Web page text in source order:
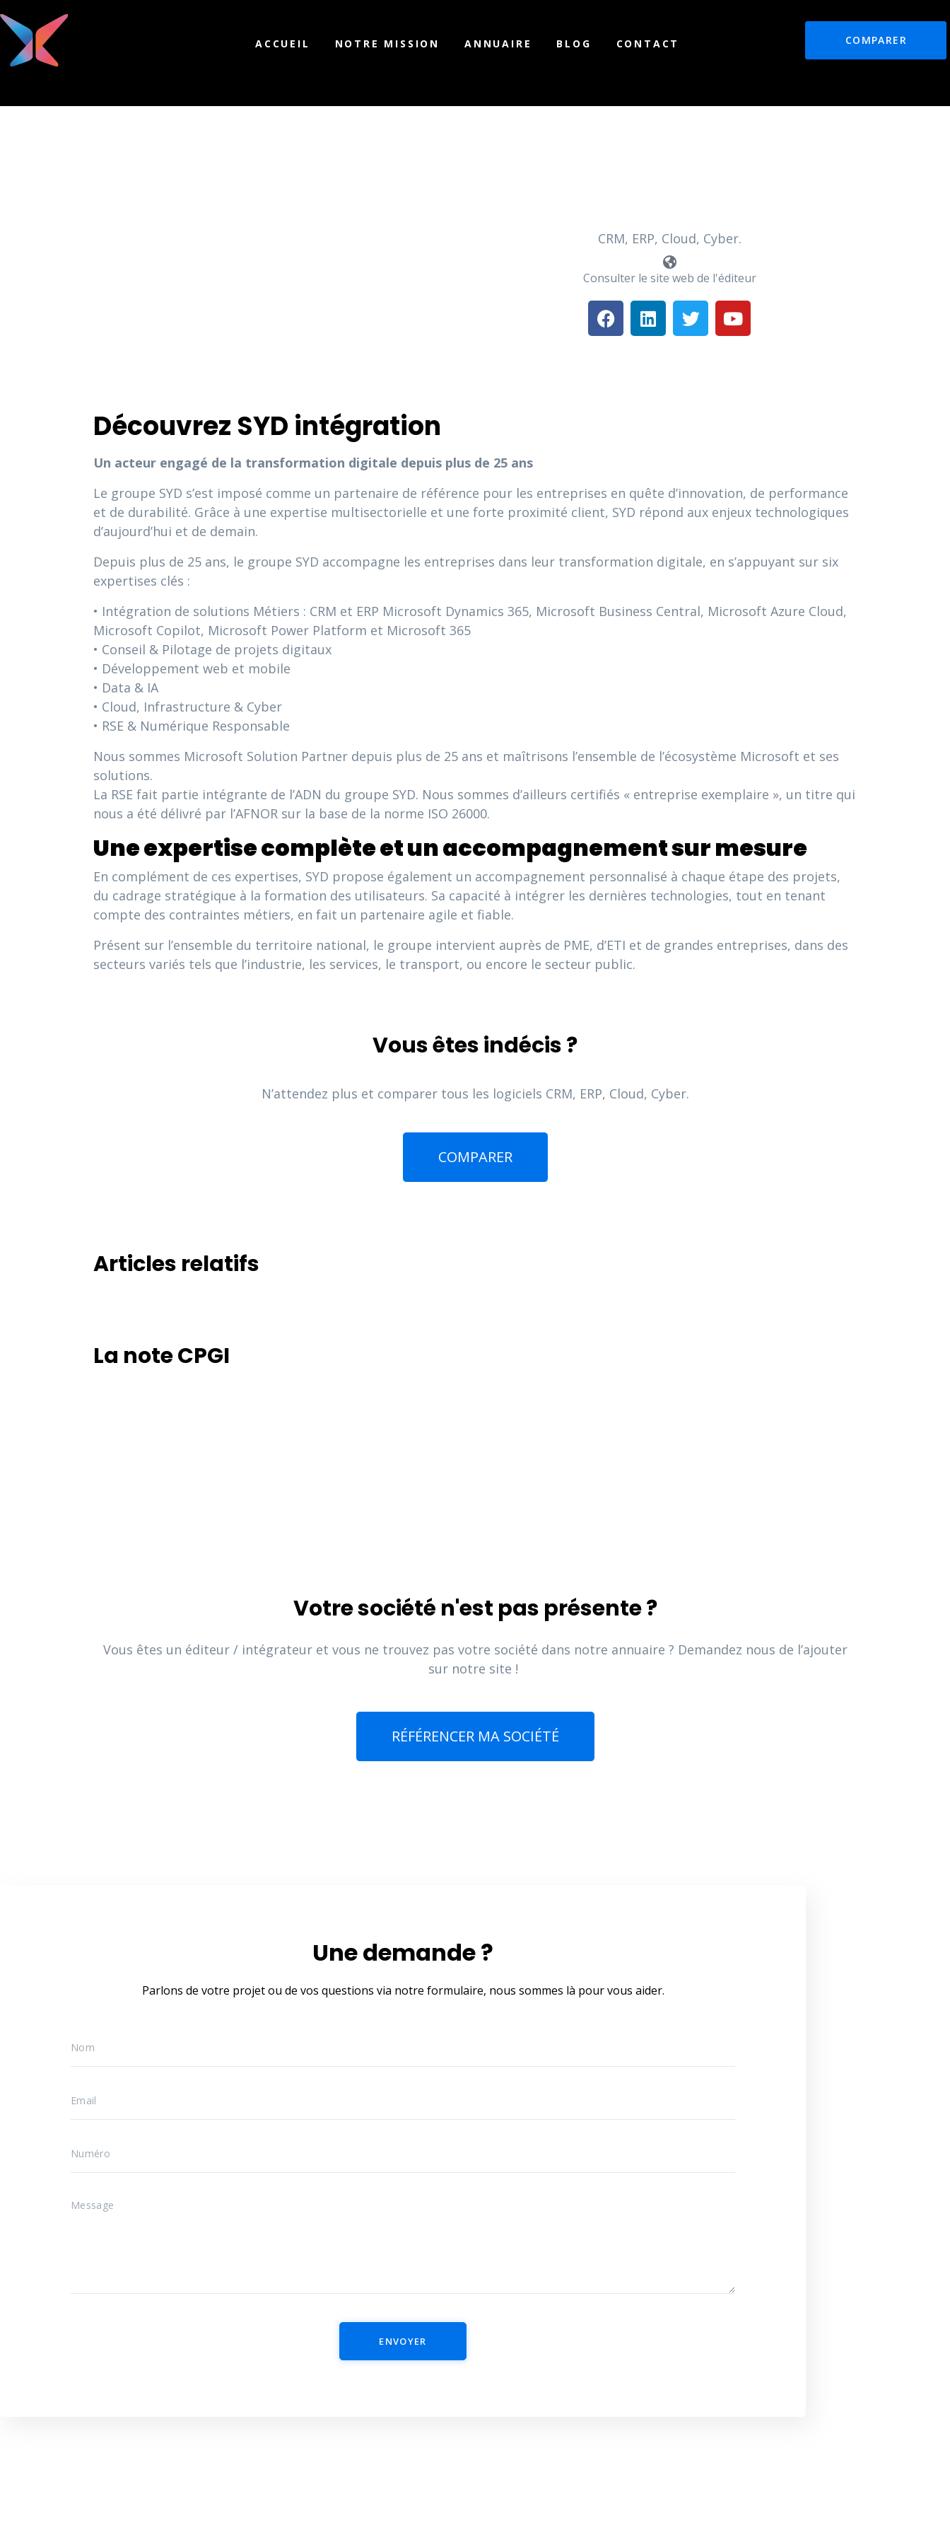
ACCUEIL NOTRE MISSION ANNUAIRE BLOG CONTACT COMPARER
CRM, ERP, Cloud, Cyber.
Consulter le site web de l'éditeur
Découvrez SYD intégration
Un acteur engagé de la transformation digitale depuis plus de 25 ans
Le groupe SYD s’est imposé comme un partenaire de référence pour les entreprises en quête d’innovation, de performance
et de durabilité. Grâce à une expertise multisectorielle et une forte proximité client, SYD répond aux enjeux technologiques
d’aujourd’hui et de demain.
Depuis plus de 25 ans, le groupe SYD accompagne les entreprises dans leur transformation digitale, en s’appuyant sur six
expertises clés :
• Intégration de solutions Métiers : CRM et ERP Microsoft Dynamics 365, Microsoft Business Central, Microsoft Azure Cloud,
Microsoft Copilot, Microsoft Power Platform et Microsoft 365
• Conseil & Pilotage de projets digitaux
• Développement web et mobile
• Data & IA
• Cloud, Infrastructure & Cyber
• RSE & Numérique Responsable
Nous sommes Microsoft Solution Partner depuis plus de 25 ans et maîtrisons l’ensemble de l’écosystème Microsoft et ses
solutions.
La RSE fait partie intégrante de l’ADN du groupe SYD. Nous sommes d’ailleurs certifiés « entreprise exemplaire », un titre qui
nous a été délivré par l’AFNOR sur la base de la norme ISO 26000.
Une expertise complète et un accompagnement sur mesure
En complément de ces expertises, SYD propose également un accompagnement personnalisé à chaque étape des projets,
du cadrage stratégique à la formation des utilisateurs. Sa capacité à intégrer les dernières technologies, tout en tenant
compte des contraintes métiers, en fait un partenaire agile et fiable.
Présent sur l’ensemble du territoire national, le groupe intervient auprès de PME, d’ETI et de grandes entreprises, dans des
secteurs variés tels que l’industrie, les services, le transport, ou encore le secteur public.
Vous êtes indécis ?
N’attendez plus et comparer tous les logiciels CRM, ERP, Cloud, Cyber.
COMPARER
Articles relatifs
La note CPGI
Votre société n'est pas présente ?
Vous êtes un éditeur / intégrateur et vous ne trouvez pas votre société dans notre annuaire ? Demandez nous de l’ajouter
sur notre site !
RÉFÉRENCER MA SOCIÉTÉ
Une demande ?
Parlons de votre projet ou de vos questions via notre formulaire, nous sommes là pour vous aider.
ENVOYER